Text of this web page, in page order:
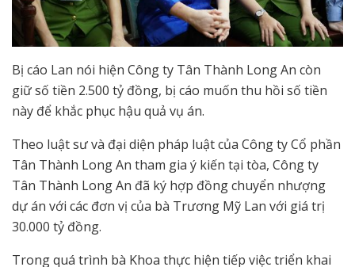
Bị cáo Lan nói hiện Công ty Tân Thành Long An còn
giữ số tiền 2.500 tỷ đồng, bị cáo muốn thu hồi số tiền
này để khắc phục hậu quả vụ án.
Theo luật sư và đại diện pháp luật của Công ty Cổ phần
Tân Thành Long An tham gia ý kiến tại tòa, Công ty
Tân Thành Long An đã ký hợp đồng chuyển nhượng
dự án với các đơn vị của bà Trương Mỹ Lan với giá trị
30.000 tỷ đồng.
Trong quá trình bà Khoa thực hiện tiếp việc triển khai